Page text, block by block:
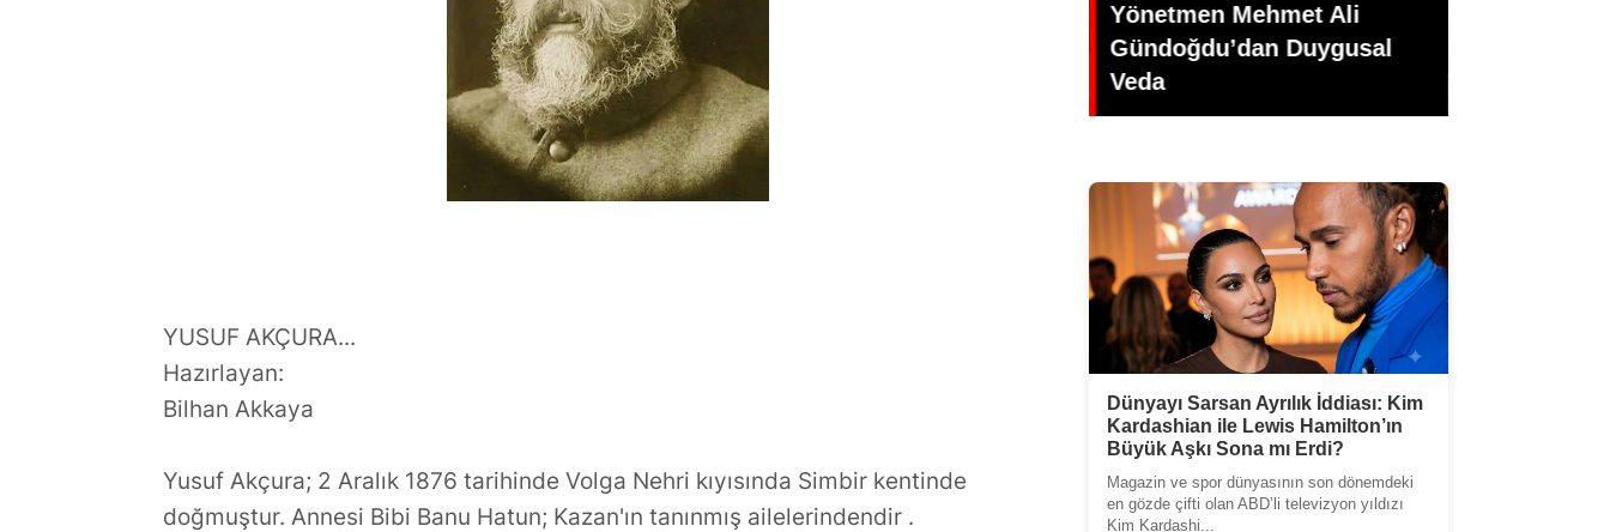
YUSUF AKÇURA...
Hazırlayan:
Bilhan Akkaya
Yusuf Akçura; 2 Aralık 1876 tarihinde Volga Nehri kıyısında Simbir kentinde
doğmuştur. Annesi Bibi Banu Hatun; Kazan'ın tanınmış ailelerindendir .
Edebiyat ve Psikoloji
Dünyasının Üretken İsmi:
Büşra Öztürk
Veda
Türk Sinemasında Yaprak
Dökümü: Kadir İnanır'a
Veda
Dünyayı Sarsan Ayrılık İddiası: Kim
Kardashian ile Lewis Hamilton’ın
Büyük Aşkı Sona mı Erdi?
Magazin ve spor dünyasının son dönemdeki
en gözde çifti olan ABD’li televizyon yıldızı
Kim Kardashi...